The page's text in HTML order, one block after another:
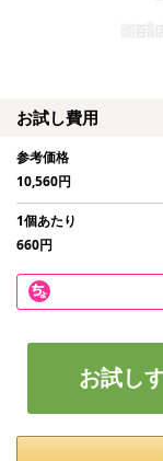
お試し費用
参考価格
10,560円
1個あたり
660円
お試し